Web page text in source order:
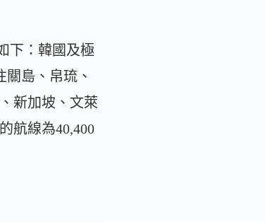
下：韓國及極
島、帛琉、
新加坡、文萊
航線為40,400